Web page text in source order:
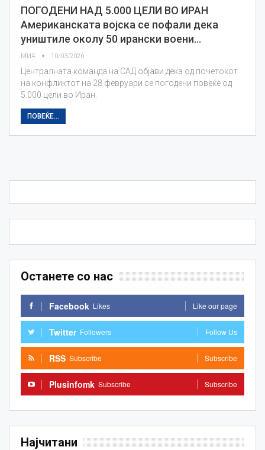
ПОГОДЕНИ НАД 5.000 ЦЕЛИ ВО ИРАН
Американската војска се пофали дека
уништиле околу 50 ирански воени…
МИА 10/03/2026
Централната команда на САД објави дека од почетокот
на конфликтот на 28 февруари се погодени повеќе од
5.000 цели во Иран.
ПОВЕЌЕ...
Останете со нас
Facebook Likes Like our page
Twitter Followers Follow Us
RSS Subscribe Subscribe
Plusinfomk Subscribe Subscribe
Најчитани